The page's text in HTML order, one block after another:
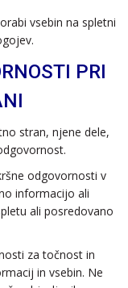
vsebin na spletni
PRI
stran, njene dele,
odgovornosti v
informacijo ali
ali posredovano
za točnost in
in vsebin. Ne